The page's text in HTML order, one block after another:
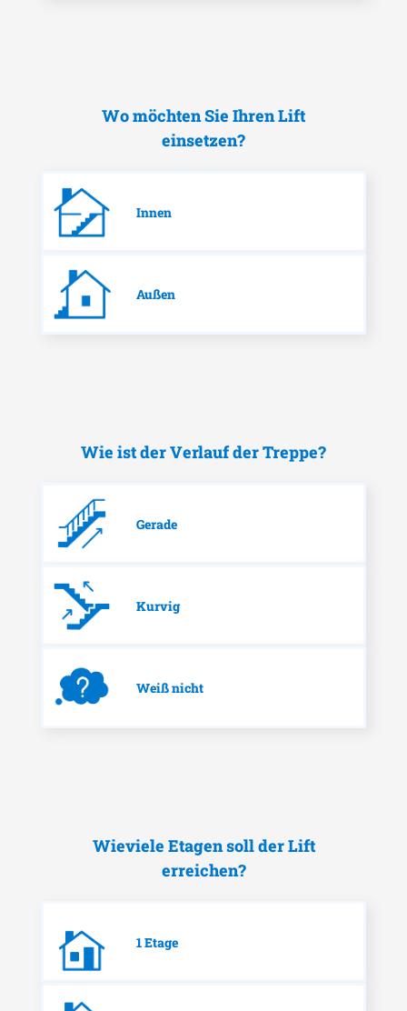
Wo möchten Sie Ihren Lift
einsetzen?
Innen
Außen
Wie ist der Verlauf der Treppe?
Gerade
Kurvig
Weiß nicht
Wieviele Etagen soll der Lift
erreichen?
1 Etage